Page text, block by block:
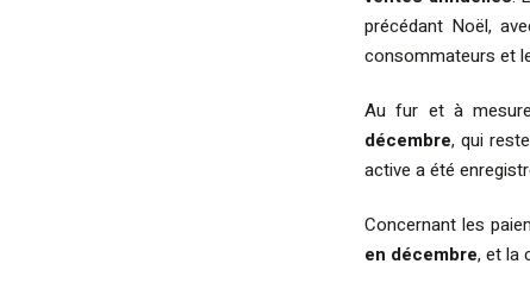
précédant Noël,
consommateurs et
Au fur et à
décembre, qui
active a été
Concernant les
en décembre, et la